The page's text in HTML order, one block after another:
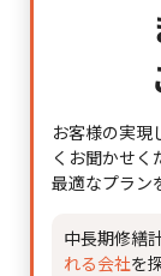
お客様の実現
くお聞かせく
最適なプラン
中長期修繕
れる会社を